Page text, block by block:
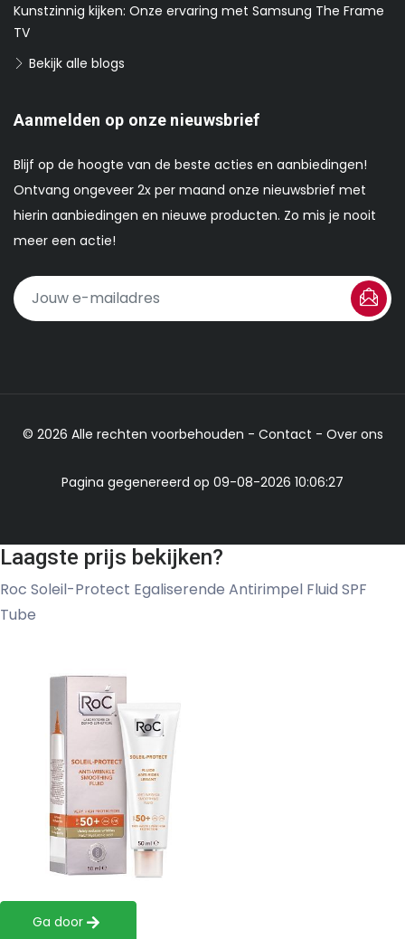
Kunstzinnig kijken: Onze ervaring met Samsung The Frame
TV
Bekijk alle blogs
Aanmelden op onze nieuwsbrief
Blijf op de hoogte van de beste acties en aanbiedingen!
Ontvang ongeveer 2x per maand onze nieuwsbrief met
hierin aanbiedingen en nieuwe producten. Zo mis je nooit
meer een actie!
© 2026 Alle rechten voorbehouden - Contact - Over ons
Pagina gegenereerd op 09-08-2026 10:06:27
Laagste prijs bekijken?
Roc Soleil-Protect Egaliserende Antirimpel Fluid SPF
Tube
Ga door